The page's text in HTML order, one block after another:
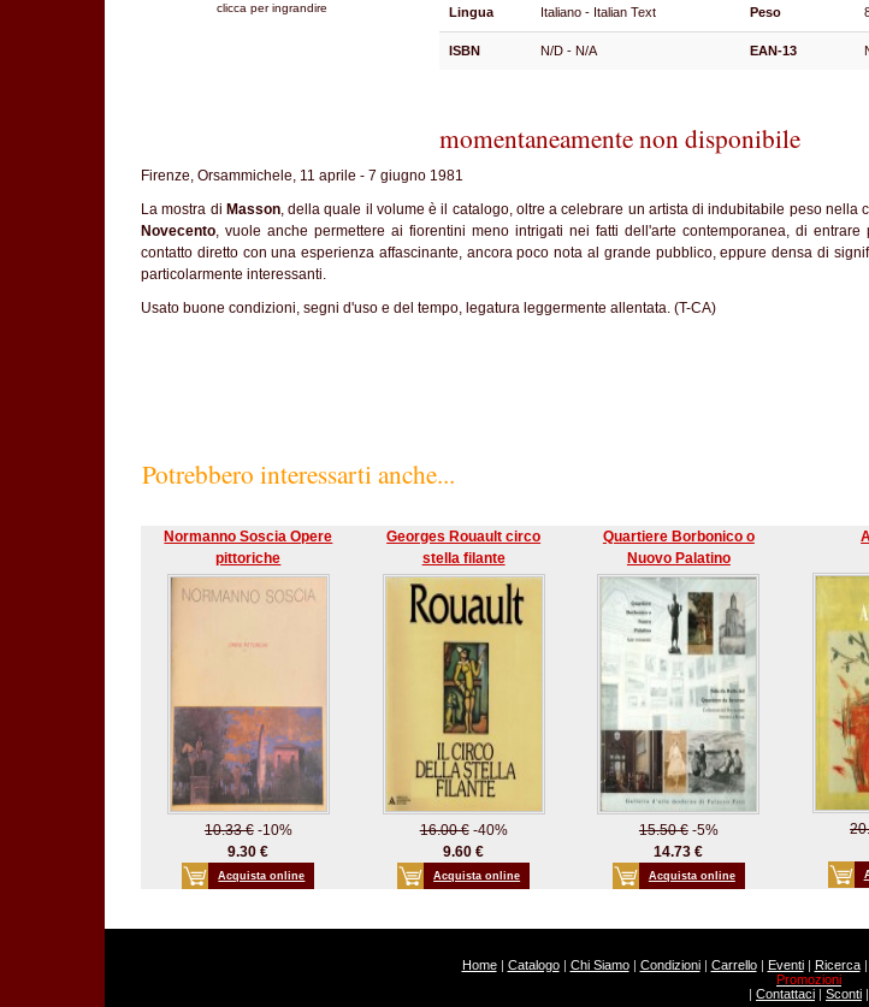
clicca per ingrandire Lingua Italiano - Italian Text Peso
ISBN N/D - N/A EAN-13
momentaneamente non disponibile
Firenze, Orsammichele, 11 aprile - 7 giugno 1981
La mostra di Masson, della quale il volume è il catalogo, oltre a celebrare un artista di indubitabile peso nella
Novecento, vuole anche permettere ai fiorentini meno intrigati nei fatti dell'arte contemporanea, di
contatto diretto con una esperienza affascinante, ancora poco nota al grande pubblico, eppure densa di
particolarmente interessanti.
Usato buone condizioni, segni d'uso e del tempo, legatura leggermente allentata. (T-CA)
Potrebbero interessarti anche...
Normanno Soscia Opere
pittoriche
10.33 €-10%
9.30 €
Acquista online
Georges Rouault circo
stella filante
16.00 €-40%
9.60 €
Acquista online
Quartiere Borbonico o
Nuovo Palatino
15.50 €-5%
14.73 €
Acquista online
Home| Catalogo| Chi Siamo| Condizioni| Carrello| Eventi| Ricerca|
Promozioni
| Contattaci | Sconti |